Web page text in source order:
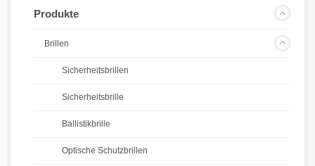
Produkte
Brillen
Sicherheitsbrillen
Sicherheitsbrille
Ballistikbrille
Optische Schutzbrillen